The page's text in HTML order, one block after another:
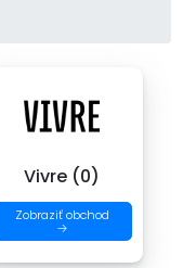
Vivre (0)
Zobraziť obchod
→